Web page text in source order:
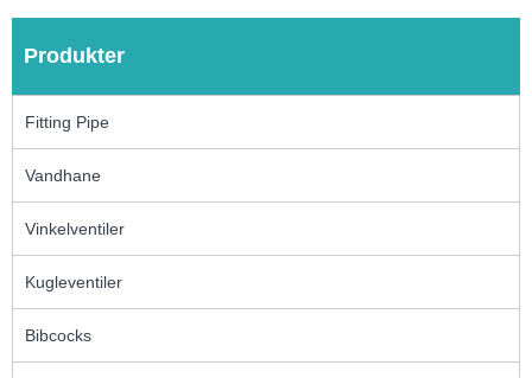
Produkter
Fitting Pipe
Vandhane
Vinkelventiler
Kugleventiler
Bibcocks